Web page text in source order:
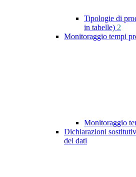
Tipologie di
in tabelle) 2
Monitoraggio tempi
Monitoraggio
Dichiarazioni
dei dati